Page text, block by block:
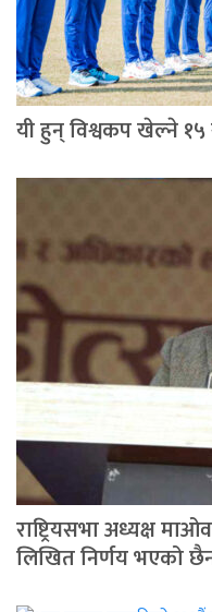
यी हुन् विश्वकप खेल्ने १५
राष्ट्रियसभा अध्यक्ष
लिखित निर्णय भएको छैन